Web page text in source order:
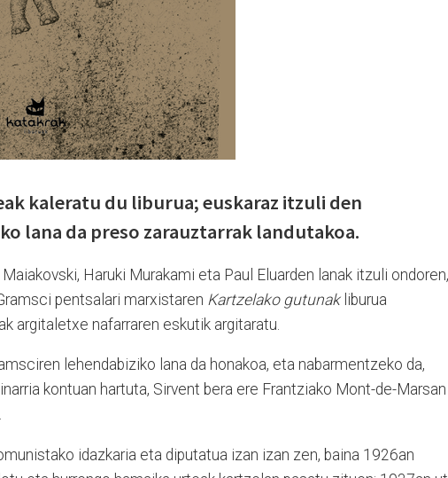
kaleratu du liburua; euskaraz itzuli den
lana da preso zarauztarrak landutakoa.
Haruki Murakami eta Paul Eluarden lanak itzuli ondoren,
pentsalari marxistaren Kartzelako gutunakliburua
argitaletxe nafarraren eskutik argitaratu.
lehendabiziko lana da honakoa, eta nabarmentzeko da,
kontuan hartuta, Sirvent bera ere Frantziako Mont-de-Marsan
idazkaria eta diputatua izan izan zen, baina 1926an